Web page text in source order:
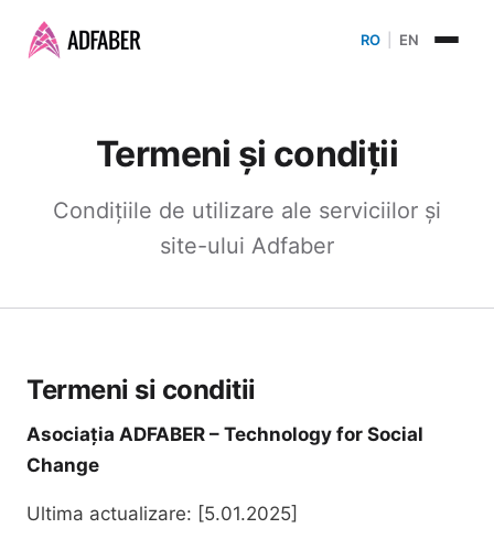
RO EN
Termeni și condiții
Condițiile de utilizare ale serviciilor și
site-ului Adfaber
Termeni si conditii
Asociația ADFABER – Technology for Social
Change
Ultima actualizare: [5.01.2025]